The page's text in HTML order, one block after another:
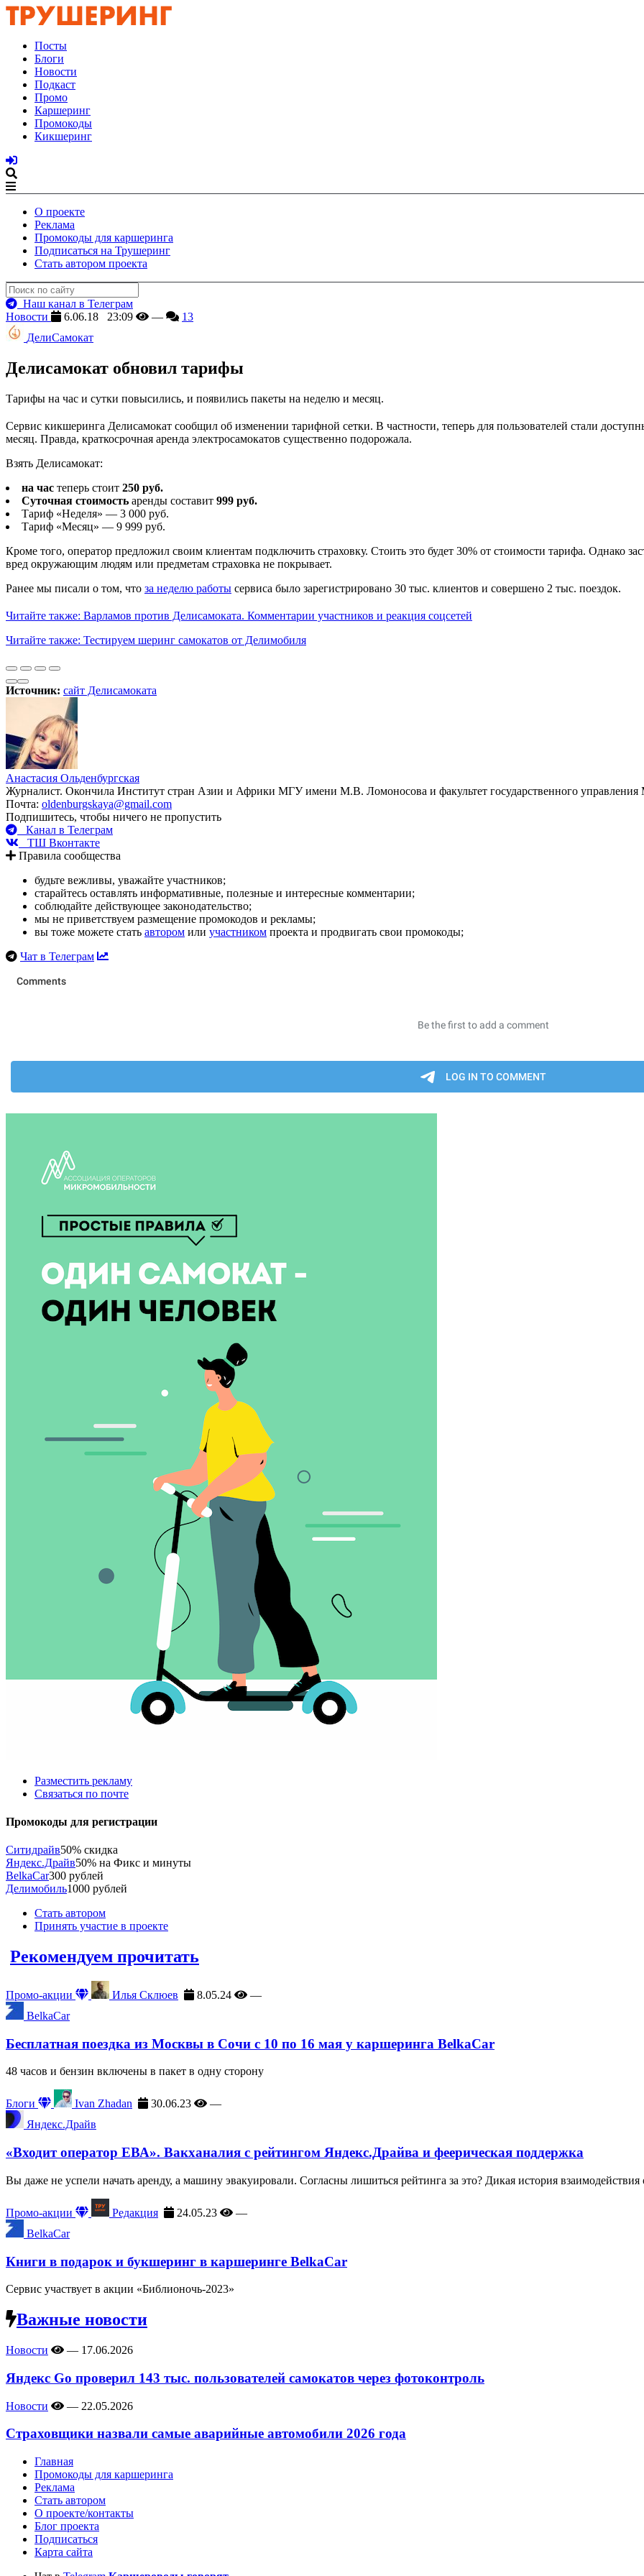
Посты
Блоги
Новости
Подкаст
Промо
Каршеринг
Промокоды
Кикшеринг
О проекте
Реклама
Промокоды для каршеринга
Подписаться на Трушеринг
Стать автором проекта
Наш канал в Телеграм
Новости
6.06.18 23:09 —
13
ДелиCамокат
Делисамокат обновил тарифы
Тарифы на час и сутки повысились, и появились пакеты на неделю и месяц.
Сервис кикшеринга Делисамокат сообщил об изменении тарифной сетки. В частности, теперь для пользователей стали
месяц. Правда, краткосрочная аренда электросамокатов существенно подорожала.
Взять Делисамокат:
на час теперь стоит 250 руб.
Суточная стоимость аренды составит 999 руб.
Тариф «Неделя» — 3 000 руб.
Тариф «Месяц» — 9 999 руб.
Кроме того, оператор предложил своим клиентам подключить страховку. Стоить это будет 30% от стоимости тарифа. Однако
вред окружающим людям или предметам страховка не покрывает.
Ранее мы писали о том, что за неделю работы сервиса было зарегистрировано 30 тыс. клиентов и совершено 2 тыс. поездок.
Читайте также: Варламов против Делисамоката. Комментарии участников и реакция соцсетей
Читайте также: Тестируем шеринг самокатов от Делимобиля
Источник: сайт Делисамоката
Анастасия Ольденбургская
Журналист. Окончила Институт стран Азии и Африки МГУ имени М.В. Ломоносова и факультет государственного
Почта: oldenburgskaya@gmail.com
Подпишитесь, чтобы ничего не пропустить
Канал в Телеграм
ТШ Вконтакте
Правила сообщества
будьте вежливы, уважайте участников;
старайтесь оставлять информативные, полезные и интересные комментарии;
соблюдайте действующее законодательство;
мы не приветствуем размещение промокодов и рекламы;
вы тоже можете стать автором или участником проекта и продвигать свои промокоды;
Чат в Телеграм
Разместить рекламу
Связаться по почте
Промокоды для регистрации
Ситидрайв50% скидка
Яндекс.Драйв50% на Фикс и минуты
BelkaCar300 рублей
Делимобиль1000 рублей
Стать автором
Принять участие в проекте
Рекомендуем прочитать
Промо-акции Илья Склюев 8.05.24
—
BelkaCar
Бесплатная поездка из Москвы в Сочи с 10 по 16 мая у каршеринга BelkaCar
48 часов и бензин включены в пакет в одну сторону
Блоги Ivan Zhadan 30.06.23
—
Яндекс.Драйв
«Входит оператор ЕВА». Вакханалия с рейтингом Яндекс.Драйва и феерическая поддержка
Вы даже не успели начать аренду, а машину эвакуировали. Согласны лишиться рейтинга за это? Дикая история
Промо-акции Редакция 24.05.23
—
BelkaCar
Книги в подарок и букшеринг в каршеринге BelkaCar
Сервис участвует в акции «Библионочь-2023»
Важные новости
Новости — 17.06.2026
Яндекс Go проверил 143 тыс. пользователей самокатов через фотоконтроль
Новости — 22.05.2026
Страховщики назвали самые аварийные автомобили 2026 года
Главная
Промокоды для каршеринга
Реклама
Стать автором
О проекте/контакты
Блог проекта
Подписаться
Карта сайта